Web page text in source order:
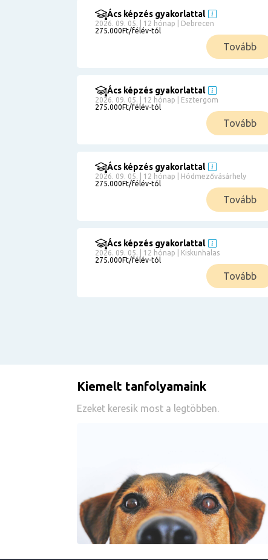
Ács képzés gyakorlattal
2026. 09. 05. | 12 hónap | Debrecen
275.000Ft/félév-tól
Tovább
Ács képzés gyakorlattal
2026. 09. 05. | 12 hónap | Esztergom
275.000Ft/félév-tól
Tovább
Ács képzés gyakorlattal
2026. 09. 05. | 12 hónap | Hódmezővásárhely
275.000Ft/félév-tól
Tovább
Ács képzés gyakorlattal
2026. 09. 05. | 12 hónap | Kiskunhalas
275.000Ft/félév-tól
Tovább
Kiemelt tanfolyamaink
Ezeket keresik most a legtöbben.